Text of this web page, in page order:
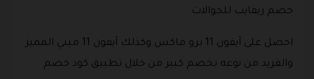
خصم ريفايب للجوالات.
احصل على آيفون 11 برو ماكس وكذلك آيفون 11 ميني المميز
والفريد من نوعه بخصم كبير من خلال تطبيق كود خصم